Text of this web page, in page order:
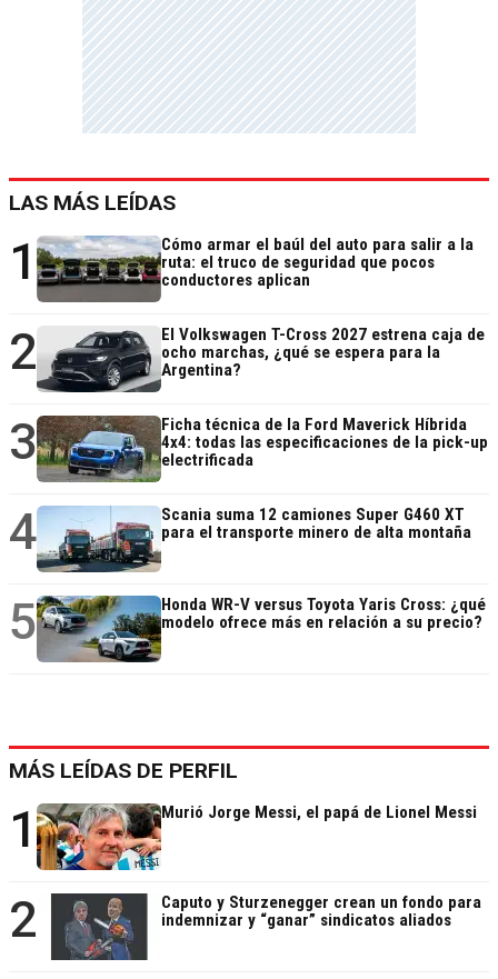
LAS MÁS LEÍDAS
1
Cómo armar el baúl del auto para salir a la
ruta: el truco de seguridad que pocos
conductores aplican
2
El Volkswagen T-Cross 2027 estrena caja de
ocho marchas, ¿qué se espera para la
Argentina?
3
Ficha técnica de la Ford Maverick Híbrida
4x4: todas las especificaciones de la pick-up
electrificada
4
Scania suma 12 camiones Super G460 XT
para el transporte minero de alta montaña
5
Honda WR-V versus Toyota Yaris Cross: ¿qué
modelo ofrece más en relación a su precio?
MÁS LEÍDAS DE PERFIL
1 Murió Jorge Messi, el papá de Lionel Messi
2
Caputo y Sturzenegger crean un fondo para
indemnizar y “ganar” sindicatos aliados